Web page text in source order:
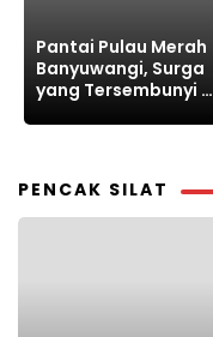
Tempat Hiburan
Malam di Hotel
Berbintang Daya
PENCAK SILAT